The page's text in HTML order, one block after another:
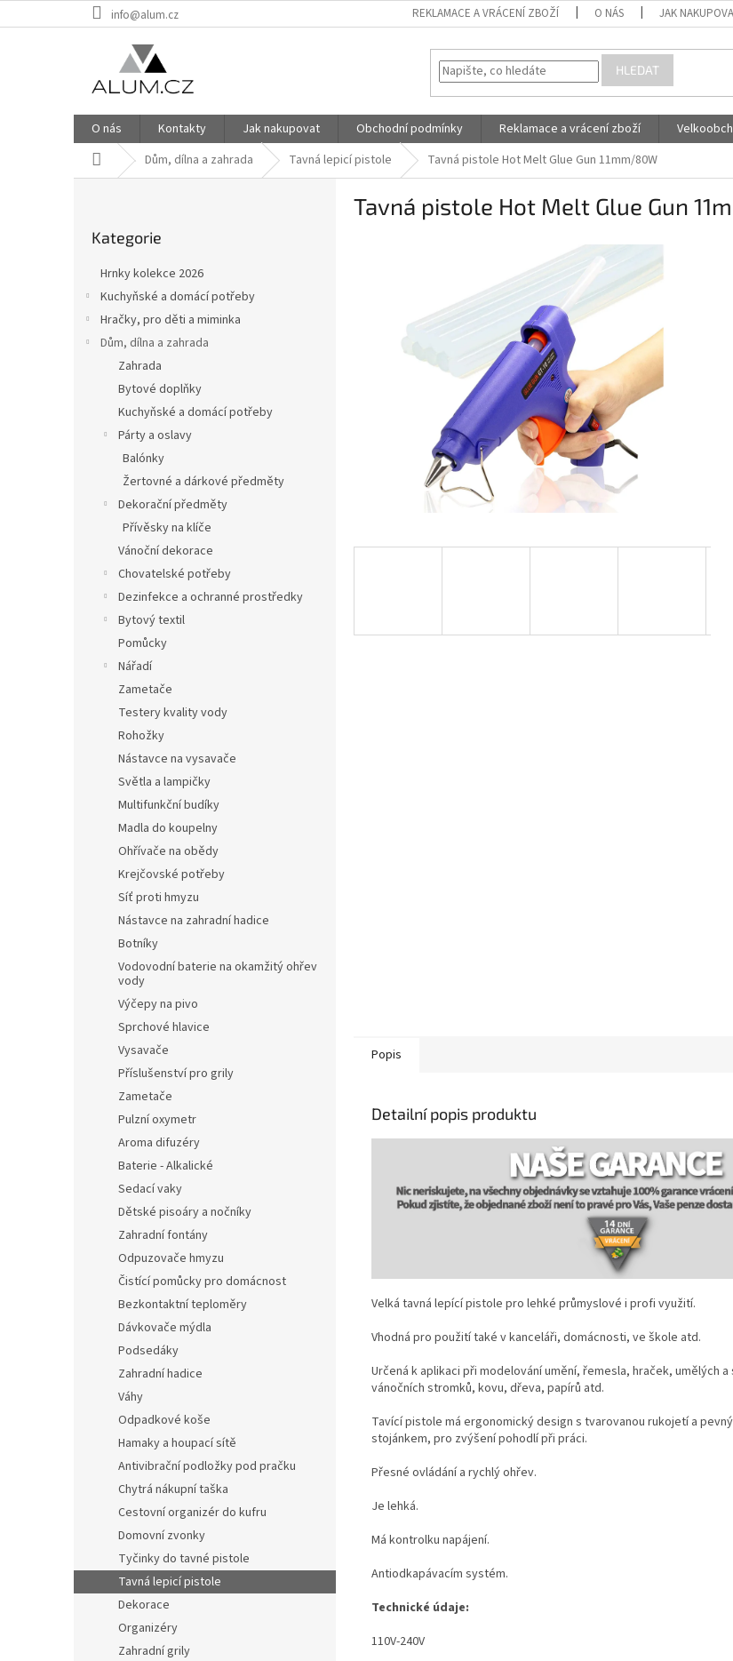
na
info@alum.cz REKLAMACE A VRÁCENÍ ZBOŽÍ O NÁS JAK
HLEDAT
O nás Kontakty Jak nakupovat Obchodní podmínky Reklamace a vrácení zboží
Domů Dům, dílna a zahrada Tavná lepicí pistole Tavná pistole Hot Melt Glue Gun 11mm/80W
kategorie
Kategorie
Hrnky kolekce 2026
Kuchyňské a domácí potřeby
Hračky, pro děti a miminka
Dům, dílna a zahrada
Zahrada
Bytové doplňky
Kuchyňské a domácí potřeby
Párty a oslavy
Balónky
Žertovné a dárkové předměty
Dekorační předměty
Přívěsky na klíče
Vánoční dekorace
Chovatelské potřeby
Dezinfekce a ochranné prostředky
Bytový textil
Pomůcky
Nářadí
Zametače
Testery kvality vody
Rohožky
Nástavce na vysavače
Světla a lampičky
Multifunkční budíky
Madla do koupelny
Ohřívače na obědy
Krejčovské potřeby
Síť proti hmyzu
Nástavce na zahradní hadice
Botníky
Vodovodní baterie na okamžitý ohřev
vody
Výčepy na pivo
Sprchové hlavice
Vysavače
Příslušenství pro grily
Zametače
Pulzní oxymetr
Aroma difuzéry
Baterie - Alkalické
Sedací vaky
Dětské pisoáry a nočníky
Zahradní fontány
Odpuzovače hmyzu
Čistící pomůcky pro domácnost
Bezkontaktní teploměry
Dávkovače mýdla
Podsedáky
Zahradní hadice
Váhy
Odpadkové koše
Hamaky a houpací sítě
Antivibrační podložky pod pračku
Chytrá nákupní taška
Cestovní organizér do kufru
Domovní zvonky
Tyčinky do tavné pistole
Tavná lepicí pistole
Dekorace
Organizéry
Zahradní grily
Tavná pistole Hot Melt Glue Gun
Popis
Detailní popis produktu
Velká tavná lepící pistole pro lehké průmyslové i profi využití.
Vhodná pro použití také v kanceláři, domácnosti, ve škole atd.
Určená k aplikaci při modelování umění, řemesla, hraček, umělých
vánočních stromků, kovu, dřeva, papírů atd.
Tavící pistole má ergonomický design s tvarovanou rukojetí a
stojánkem, pro zvýšení pohodlí při práci.
Přesné ovládání a rychlý ohřev.
Je lehká.
Má kontrolku napájení.
Antiodkapávacím systém.
Technické údaje:
110V-240V